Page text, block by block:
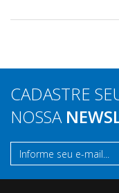
CADASTRE
NOSSA